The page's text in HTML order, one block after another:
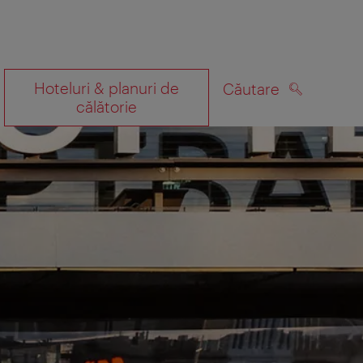
Hoteluri & planuri de
călătorie
Căutare
CĂUTARE